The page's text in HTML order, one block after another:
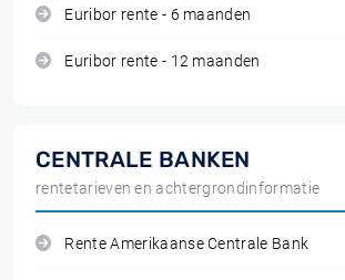
Euribor rente - 6 maanden
Euribor rente - 12 maanden
CENTRALE BANKEN
rentetarieven en achtergrondinformatie
Rente Amerikaanse Centrale Bank